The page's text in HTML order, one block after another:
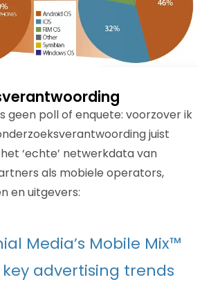
geen poll of enquete: voorzover ik
juist
‘echte’ netwerkdata van
als mobiele operators,
en uitgevers:
Media’s Mobile Mix™
advertising trends